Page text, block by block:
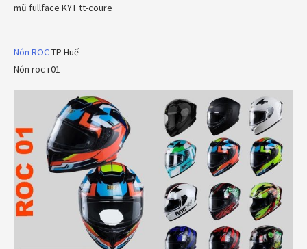
mũ fullface KYT tt-coure
Nón ROCTP Huế
Nón roc r01